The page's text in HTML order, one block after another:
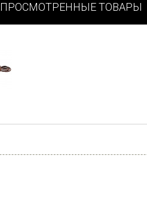
ПРОСМОТРЕННЫЕ ТОВАРЫ